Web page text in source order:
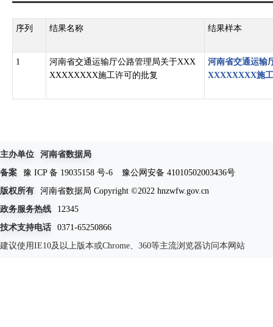
序列 结果名称 结果样本
1
河南省交通运输厅公路管理局关于XXX
XXXXXXXX施工许可的批复
河南省交通运输
XXXXXXXX施
主办单位
河南省数据局
备案
豫 ICP 备 19035158 号-6
豫公网安备 41010502003436号
版权所有
河南省数据局 Copyright ©2022 hnzwfw.gov.cn
政务服务热线
12345
技术支持电话
0371-65250866
建议使用IE10及以上版本或Chrome、360等主流浏览器访问本网站